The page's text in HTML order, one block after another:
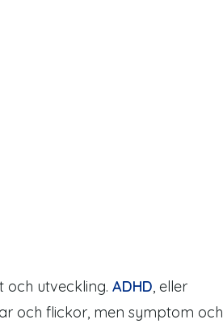
och utveckling. ADHD, eller
och flickor, men symptom och